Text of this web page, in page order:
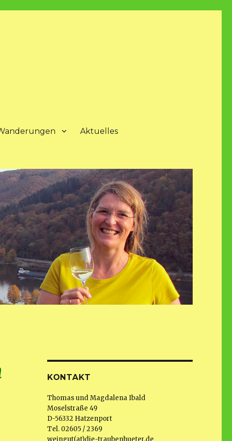
Aktuelles
KONTAKT
Thomas und Magdalena Ibald
Moselstraße 49
D-56332 Hatzenport
Tel. 02605 / 2369